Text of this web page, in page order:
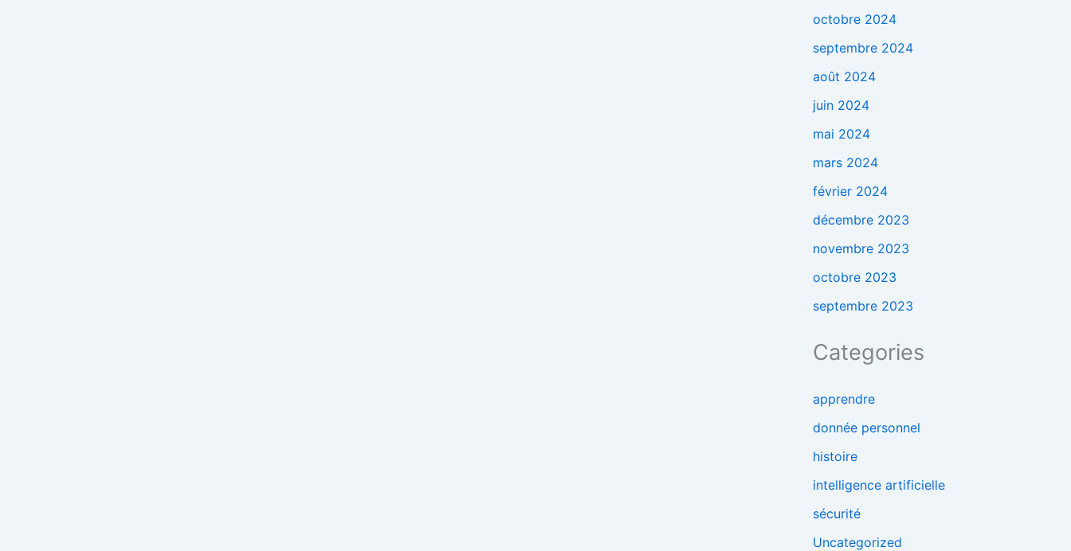
octobre 2024
septembre 2024
août 2024
juin 2024
mai 2024
mars 2024
février 2024
décembre 2023
novembre 2023
octobre 2023
septembre 2023
Categories
apprendre
donnée personnel
histoire
intelligence artificielle
sécurité
Uncategorized